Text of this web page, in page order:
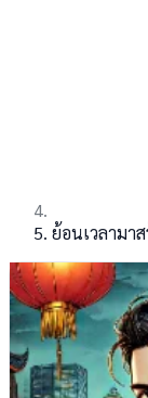
ย้อนเวลามา